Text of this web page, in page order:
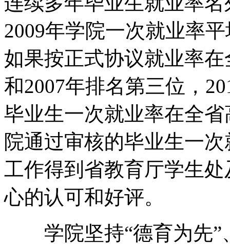
2009年学院一次就业率
如果按正式协议就业率
和2007年排名第三位，
毕业生一次就业率在全
院通过审核的毕业生一
工作得到省教育厅学生
心的认可和好评。
学院坚持“德育为先”